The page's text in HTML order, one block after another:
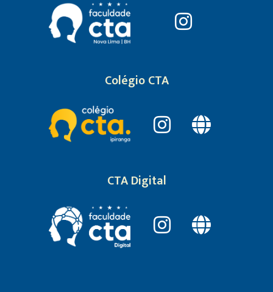
Colégio CTA
CTA Digital